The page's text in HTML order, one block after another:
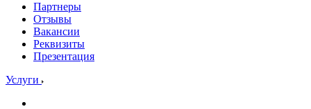
Партнеры
Отзывы
Вакансии
Реквизиты
Презентация
Услуги